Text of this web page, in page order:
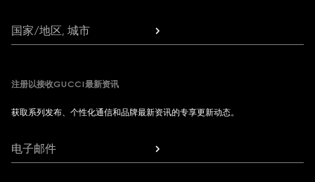
国家/地区, 城市
注册以接收GUCCI最新资讯
获取系列发布、个性化通信和品牌最新资讯的专享更新动态。
电子邮件